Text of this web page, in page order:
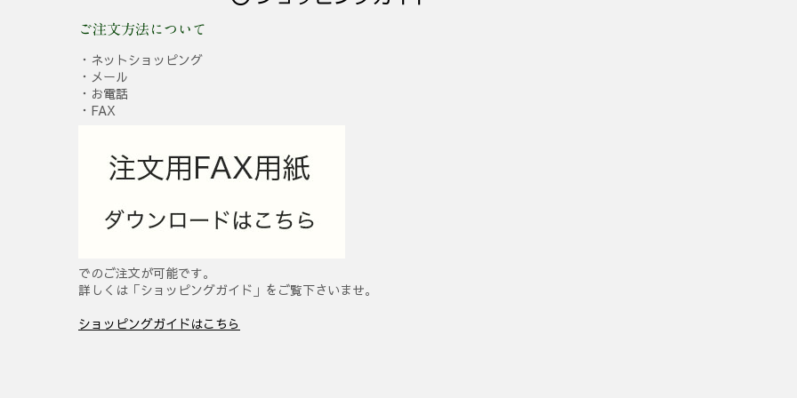
ご注文方法について
・ネットショッピング
・メール
・お電話
・FAX
でのご注文が可能です。
詳しくは「ショッピングガイド」をご覧下さいませ。
ショッピングガイドはこちら